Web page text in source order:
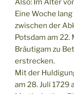
Eine Woche
zwischen der
Potsdam am 22.
Bräutigam zu
erstrecken.
Mit der
am 28. Juli 1729